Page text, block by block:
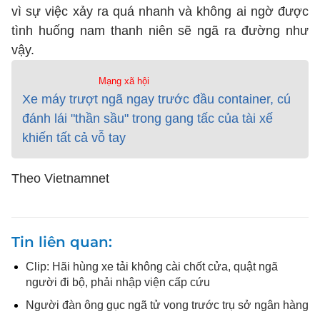
vì sự việc xảy ra quá nhanh và không ai ngờ được
tình huống nam thanh niên sẽ ngã ra đường như
vậy.
Mạng xã hội
Xe máy trượt ngã ngay trước đầu container, cú
đánh lái "thần sầu" trong gang tấc của tài xế
khiến tất cả vỗ tay
Theo Vietnamnet
Tin liên quan
Clip: Hãi hùng xe tải không cài chốt cửa, quật ngã
người đi bộ, phải nhập viện cấp cứu
Người đàn ông gục ngã tử vong trước trụ sở ngân hàng